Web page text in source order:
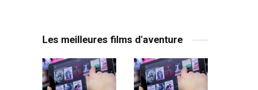
Les meilleures films d'aventure